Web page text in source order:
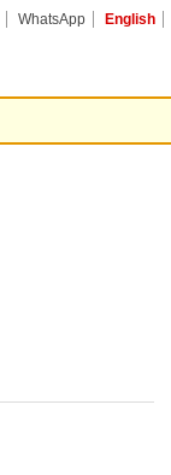
WhatsApp English